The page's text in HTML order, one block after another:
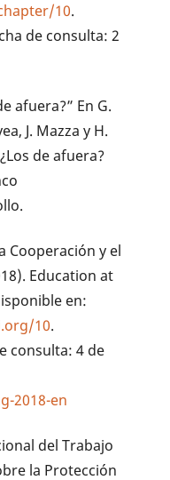
10.
de consulta: 2
afuera?” En G.
J. Mazza y H.
de afuera?
Cooperación y el
Education at
en:
10.
consulta: 4 de
2018-en
del Trabajo
la Protección